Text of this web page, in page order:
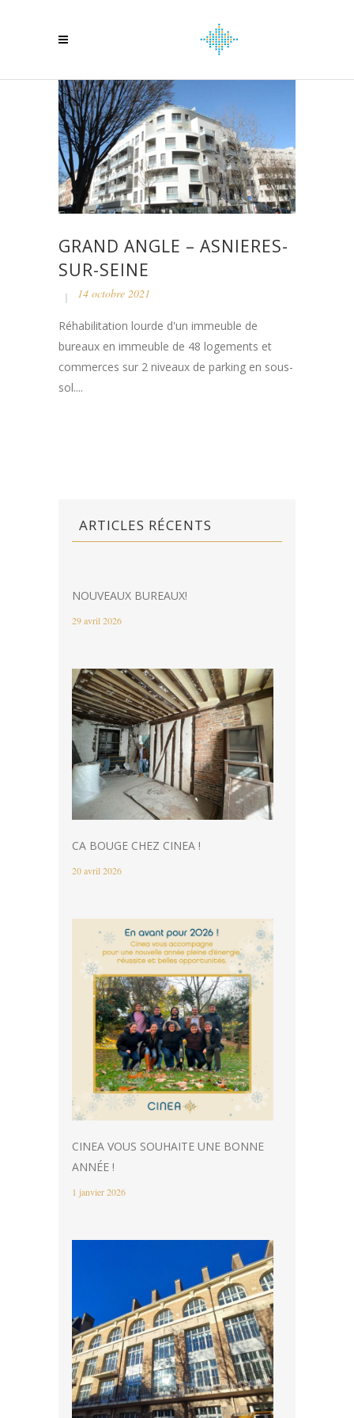
GRAND ANGLE – ASNIERES-
SUR-SEINE
14 octobre 2021
Réhabilitation lourde d'un immeuble de
bureaux en immeuble de 48 logements et
commerces sur 2 niveaux de parking en sous-
sol....
ARTICLES RÉCENTS
NOUVEAUX BUREAUX!
29 avril 2026
CA BOUGE CHEZ CINEA !
20 avril 2026
CINEA VOUS SOUHAITE UNE BONNE
ANNÉE !
1 janvier 2026